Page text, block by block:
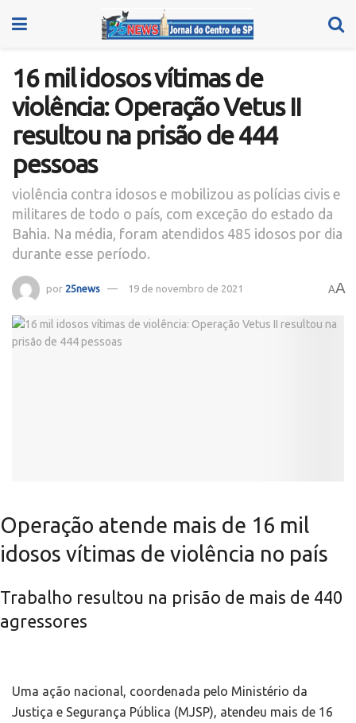
16 mil idosos vítimas de
violência: Operação Vetus II
resultou na prisão de 444
pessoas
violência contra idosos e mobilizou as polícias civis e
militares de todo o país, com exceção do estado da
Bahia. Na média, foram atendidos 485 idosos por dia
durante esse período.
por 25news 19 de novembro de 2021 AA
Operação atende mais de 16 mil
idosos vítimas de violência no país
Trabalho resultou na prisão de mais de 440
agressores
Uma ação nacional, coordenada pelo Ministério da
Justiça e Segurança Pública (MJSP), atendeu mais de 16